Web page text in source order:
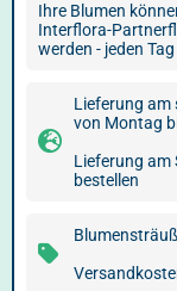
Ihre Blumen
Interflora-
werden - jeden
Lieferung am
von Montag
Lieferung am
bestellen